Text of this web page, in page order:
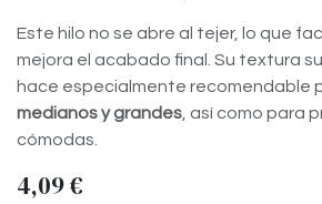
Este hilo no se abre al tejer, lo que
mejora el acabado final. Su textura
hace especialmente recomendable
medianos y grandes, así como para
cómodas.
4,09€